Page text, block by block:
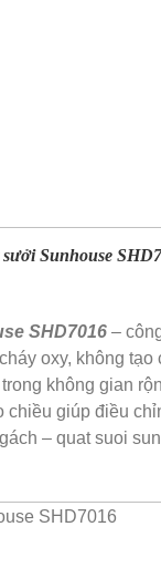
Sunhouse
SHD7016 –
oxy, không tạo
không gian
chiều giúp điều
– quat suoi